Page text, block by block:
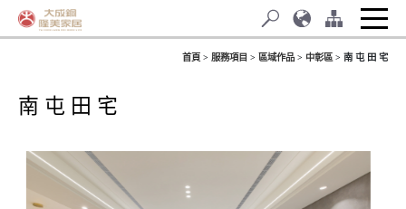
首頁 服務項目 區域作品 中彰區 南 屯 田 宅
南 屯 田 宅